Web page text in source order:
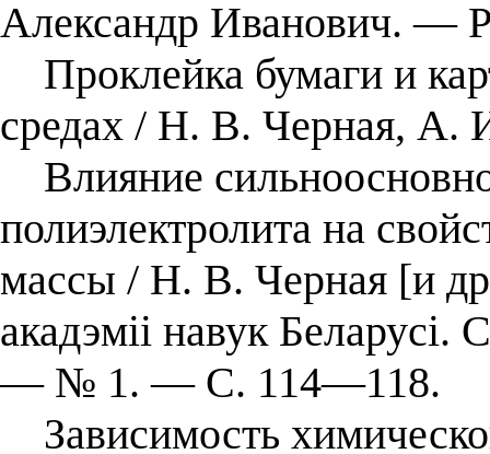
Александр Иванович. —
Проклейка бумаги и
средах / Н. В. Черная,
Влияние
полиэлектролита на
массы / Н. В. Черная [и
акадэміі навук
— № 1. — С. 114—118.
Зависимость